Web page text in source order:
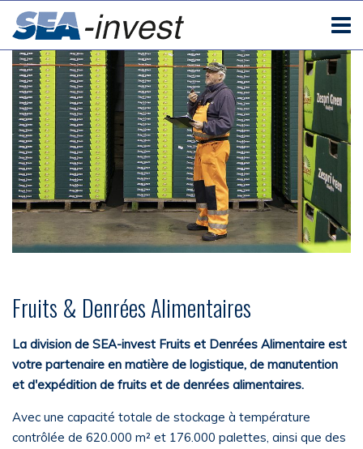
Fruits & Denrées Alimentaires
La division de SEA-invest Fruits et Denrées Alimentaire est
votre partenaire en matière de logistique, de manutention
et d'expédition de fruits et de denrées alimentaires.
Avec une capacité totale de stockage à température
contrôlée de 620.000 m² et 176.000 palettes, ainsi que des